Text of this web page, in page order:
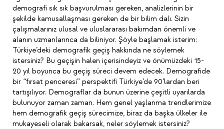
demografi sık sık başvurulması gereken, analizlerinin bir
şekilde kamusallaşması gereken de bir bilim dalı. Sizin
çalışmalarınız ulusal ve uluslararası bakımdan önemli ve
alanın uzmanlarınca da biliniyor. Şöyle başlamak isterim:
Türkiye’deki demografik geçiş hakkında ne söylemek
istersiniz? Bu geçişin halen içerisindeyiz ve önümüzdeki 15-
20 yıl boyunca bu geçiş süreci devem edecek. Demografide
bir “fırsat penceresi” perspektifi Türkiye’de 90’lardan beri
tartışılıyor. Demograflar da bunun üzerine çeşitli uyarılarda
bulunuyor zaman zaman. Hem genel yaşlanma trendlerimize
hem demografik geçiş sürecimize, biraz da başka ülkeler ile
mukayeseli olarak bakarsak, neler söylemek istersiniz?